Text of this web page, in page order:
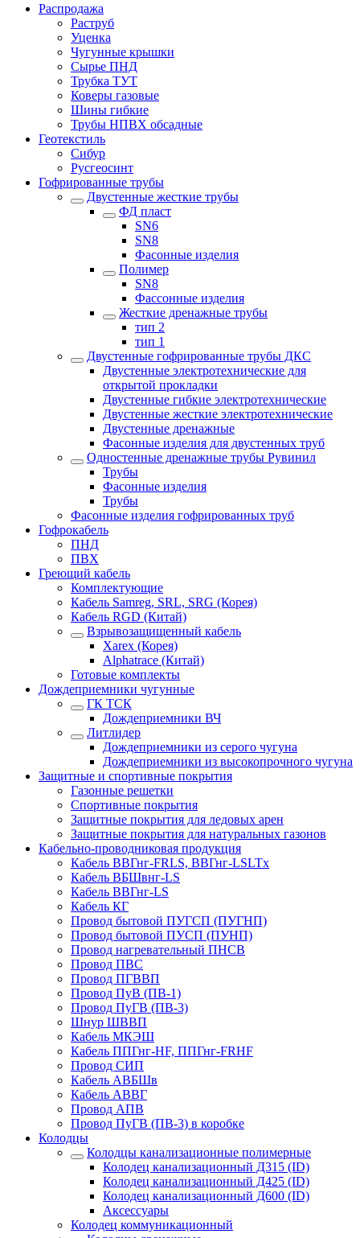
Распродажа
Раструб
Уценка
Чугунные крышки
Сырье ПНД
Трубка ТУТ
Коверы газовые
Шины гибкие
Трубы НПВХ обсадные
Геотекстиль
Сибур
Русгеосинт
Гофрированные трубы
Двустенные жесткие трубы
ФД пласт
SN6
SN8
Фасонные изделия
Полимер
SN8
Фассонные изделия
Жесткие дренажные трубы
тип 2
тип 1
Двустенные гофрированные трубы ДКС
Двустенные электротехнические для
открытой прокладки
Двустенные гибкие электротехнические
Двустенные жесткие электротехнические
Двустенные дренажные
Фасонные изделия для двустенных труб
Одностенные дренажные трубы Рувинил
Трубы
Фасонные изделия
Трубы
Фасонные изделия гофрированных труб
Гофрокабель
ПНД
ПВХ
Греющий кабель
Комплектующие
Кабель Samreg, SRL, SRG (Корея)
Кабель RGD (Китай)
Взрывозащищенный кабель
Xarex (Корея)
Alphatrace (Китай)
Готовые комплекты
Дождеприемники чугунные
ГК ТСК
Дождеприемники ВЧ
Литлидер
Дождеприемники из серого чугуна
Дождеприемники из высокопрочного чугуна
Защитные и спортивные покрытия
Газонные решетки
Спортивные покрытия
Защитные покрытия для ледовых арен
Защитные покрытия для натуральных газонов
Кабельно-проводниковая продукция
Кабель ВВГнг-FRLS, ВВГнг-LSLTx
Кабель ВБШвнг-LS
Кабель ВВГнг-LS
Кабель КГ
Провод бытовой ПУГСП (ПУГНП)
Провод бытовой ПУСП (ПУНП)
Провод нагревательный ПНСВ
Провод ПВС
Провод ПГВВП
Провод ПуВ (ПВ-1)
Провод ПуГВ (ПВ-3)
Шнур ШВВП
Кабель МКЭШ
Кабель ППГнг-HF, ППГнг-FRHF
Провод СИП
Кабель АВБШв
Кабель АВВГ
Провод АПВ
Провод ПуГВ (ПВ-3) в коробке
Колодцы
Колодцы канализационные полимерные
Колодец канализационный Д315 (ID)
Колодец канализационный Д425 (ID)
Колодец канализационный Д600 (ID)
Аксессуары
Колодец коммуникационный